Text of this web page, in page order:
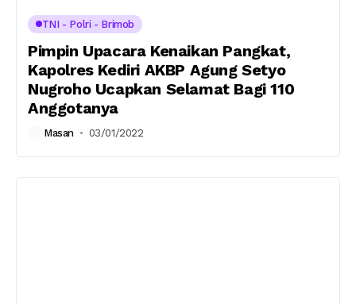
TNI - Polri - Brimob
Pimpin Upacara Kenaikan Pangkat,
Kapolres Kediri AKBP Agung Setyo
Nugroho Ucapkan Selamat Bagi 110
Anggotanya
Masan 03/01/2022